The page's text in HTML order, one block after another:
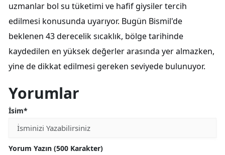
uzmanlar bol su tüketimi ve hafif giysiler tercih
edilmesi konusunda uyarıyor. Bugün Bismil'de
beklenen 43 derecelik sıcaklık, bölge tarihinde
kaydedilen en yüksek değerler arasında yer almazken,
yine de dikkat edilmesi gereken seviyede bulunuyor.
Yorumlar
İsim*
Yorum Yazın (500 Karakter)